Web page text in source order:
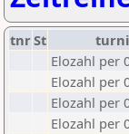
tnrSt
Elozahl per
Elozahl per
Elozahl per
Elozahl per